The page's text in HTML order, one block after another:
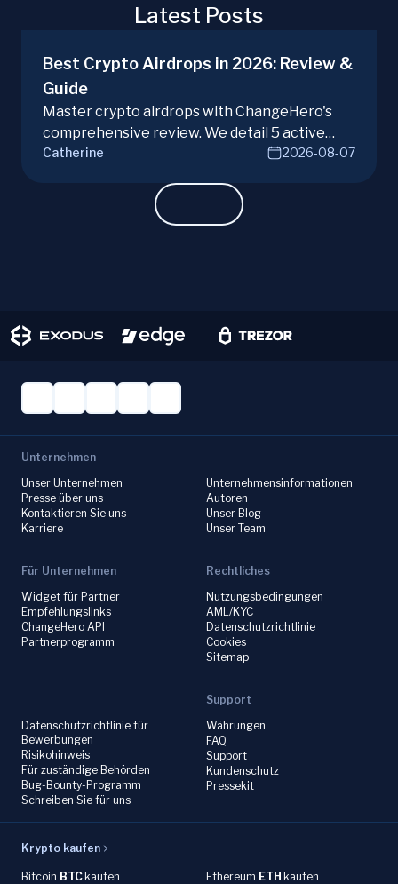
Latest Posts
Best Crypto Airdrops in 2026: Review &
Guide
Master crypto airdrops with ChangeHero's
comprehensive review. We detail 5 active
campaigns, risks, benefits, and a vital checklist
Catherine 2026-08-07
Unternehmen
Unser Unternehmen
Presse über uns
Kontaktieren Sie uns
Karriere
Unternehmensinformationen
Autoren
Unser Blog
Unser Team
Für Unternehmen
Widget für Partner
Empfehlungslinks
ChangeHero API
Partnerprogramm
Rechtliches
Nutzungsbedingungen
AML/KYC
Datenschutzrichtlinie
Cookies
Sitemap
Datenschutzrichtlinie für
Bewerbungen
Risikohinweis
Für zuständige Behörden
Bug-Bounty-Programm
Schreiben Sie für uns
Support
Währungen
FAQ
Support
Kundenschutz
Pressekit
Krypto kaufen
Bitcoin BTC kaufen Ethereum ETH kaufen